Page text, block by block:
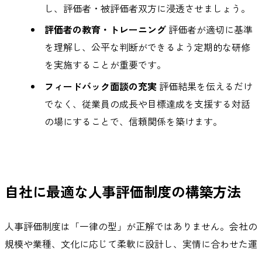
し、評価者・被評価者双方に浸透させましょう。
評価者の教育・トレーニング 評価者が適切に基準
を理解し、公平な判断ができるよう定期的な研修
を実施することが重要です。
フィードバック面談の充実 評価結果を伝えるだけ
でなく、従業員の成長や目標達成を支援する対話
の場にすることで、信頼関係を築けます。
自社に最適な人事評価制度の構築方法
人事評価制度は「一律の型」が正解ではありません。会社の
規模や業種、文化に応じて柔軟に設計し、実情に合わせた運